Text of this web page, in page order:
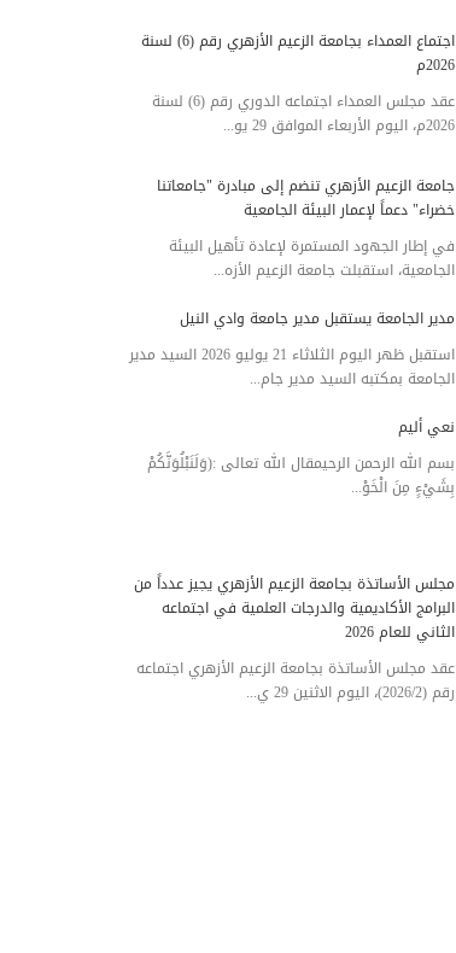
اجتماع العمداء بجامعة الزعيم الأزهري رقم (6) لسنة
2026م
عقد مجلس العمداء اجتماعه الدوري رقم (6) لسنة
2026م، اليوم الأربعاء الموافق 29 يو...
جامعة الزعيم الأزهري تنضم إلى مبادرة "جامعاتنا
خضراء" دعماً لإعمار البيئة الجامعية
في إطار الجهود المستمرة لإعادة تأهيل البيئة
الجامعية، استقبلت جامعة الزعيم الأزه...
مدير الجامعة يستقبل مدير جامعة وادي النيل
استقبل ظهر اليوم الثلاثاء 21 يوليو 2026 السيد مدير
الجامعة بمكتبه السيد مدير جام...
نعي أليم
بسم الله الرحمن الرحيمقال الله تعالى :(وَلَنَبْلُوَنَّكُمْ
بِشَيْءٍ مِنَ الْخَوْ...
مجلس الأساتذة بجامعة الزعيم الأزهري يجيز عدداً من
البرامج الأكاديمية والدرجات العلمية في اجتماعه
الثاني للعام 2026
عقد مجلس الأساتذة بجامعة الزعيم الأزهري اجتماعه
رقم (2026/2)، اليوم الاثنين 29 ي...